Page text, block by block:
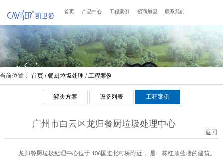
首页 产品中心 工程案例 招商加盟 联系我们
当前位置： 首页 /餐厨垃圾处理 /工程案例
解决方案 设备列表 工程案例
广州市白云区龙归餐厨垃圾处理中心
返回
龙归餐厨垃圾处理中心位于106国道北村桥附近， 是一栋红顶蓝墙的建筑。